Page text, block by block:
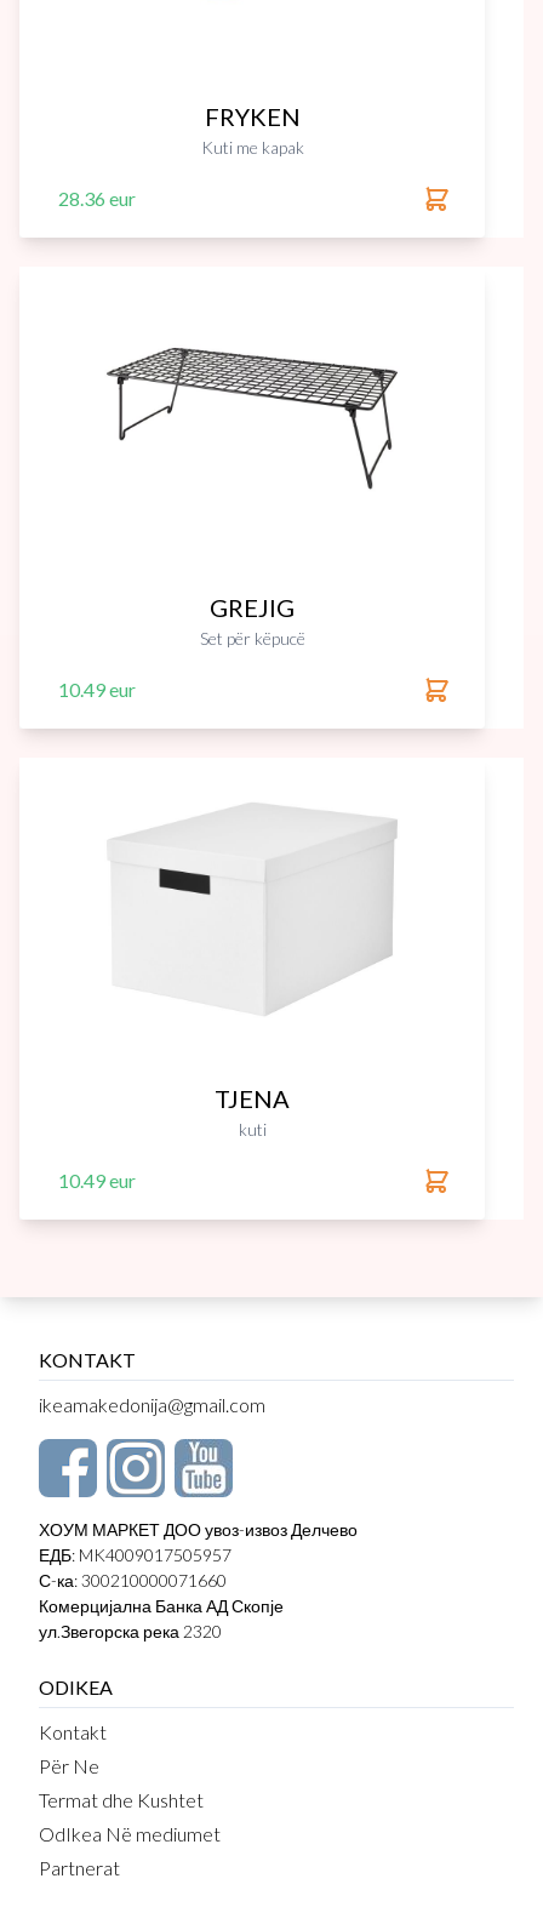
FRYKEN
Kuti me kapak
28.36 eur
GREJIG
Set për këpucë
10.49 eur
TJENA
kuti
10.49 eur
KONTAKT
ikeamakedonija@gmail.com
ХОУМ МАРКЕТ ДОО увоз-извоз Делчево
ЕДБ: MK4009017505957
С-ка: 300210000071660
Комерцијална Банка АД Скопје
ул.Звегорска река 2320
ODIKEA
Kontakt
Për Ne
Termat dhe Kushtet
OdIkea Në mediumet
Partnerat